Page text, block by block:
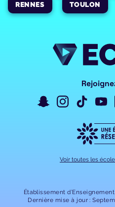
RENNES TOULON
Voir toutes les
Établissement
Dernière mise à jour :